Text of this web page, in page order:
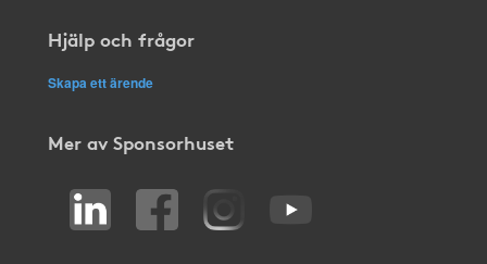
Hjälp och frågor
Skapa ett ärende
Mer av Sponsorhuset